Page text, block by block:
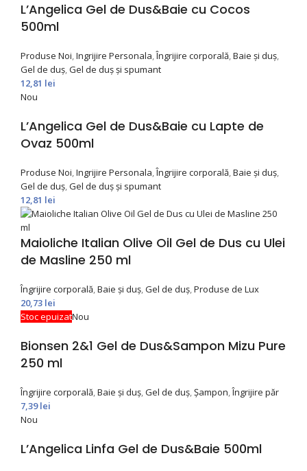
L’Angelica Gel de Dus&Baie cu Cocos
500ml
Produse Noi,Ingrijire Personala,Îngrijire corporală,Baie și duș,
Gel de duș,Gel de duș și spumant
12,81 lei
Nou
L’Angelica Gel de Dus&Baie cu Lapte de
Ovaz 500ml
Produse Noi,Ingrijire Personala,Îngrijire corporală,Baie și duș,
Gel de duș,Gel de duș și spumant
12,81 lei
Maioliche Italian Olive Oil Gel de Dus cu Ulei
de Masline 250 ml
Îngrijire corporală,Baie și duș,Gel de duș,Produse de Lux
20,73 lei
Stoc epuizatNou
Bionsen 2&1 Gel de Dus&Sampon Mizu Pure
250 ml
Îngrijire corporală,Baie și duș,Gel de duș,Şampon,Îngrijire păr
7,39lei
Nou
L’Angelica Linfa Gel de Dus&Baie 500ml